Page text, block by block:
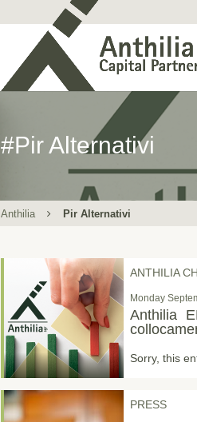
#Pir Alternativi
Anthilia Pir Alternativi
ANTHILIA
Monday
Anthilia
Sorry, this
PRESS